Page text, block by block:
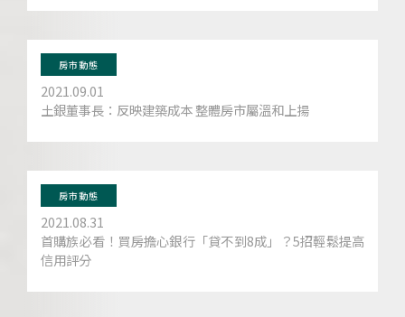
房市動態
2021.09.01
土銀董事長：反映建築成本 整體房市屬溫和上揚
房市動態
2021.08.31
首購族必看！買房擔心銀行「貸不到8成」？5招輕鬆提高
信用評分